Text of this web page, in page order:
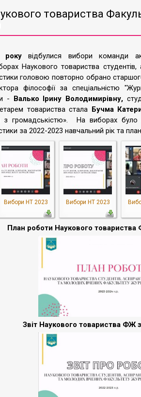
товариства
відбулися вибори команди
Наукового товариства студентів,
головою повторно обрано
філософії за спеціальністю
- Валько Ірину Володимирівну,
товариства стала Бучма
з громадськістю». На виборах було
за 2022-2023 навчальний рік та
Вибори НТ 2023 Вибори НТ 2023
План роботи Наукового
Звіт Наукового товариства ФЖ